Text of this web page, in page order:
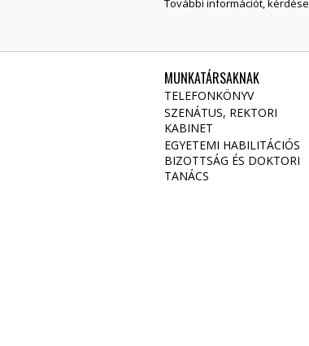
További információt,
MUNKATÁRSAKNAK
TELEFONKÖNYV
SZENÁTUS, REKTORI
KABINET
EGYETEMI HABILITÁCIÓS
BIZOTTSÁG ÉS DOKTORI
TANÁCS